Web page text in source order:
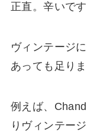
正直。辛いです
ヴィンテージ
あっても足りま
例えば、
りヴィンテージ